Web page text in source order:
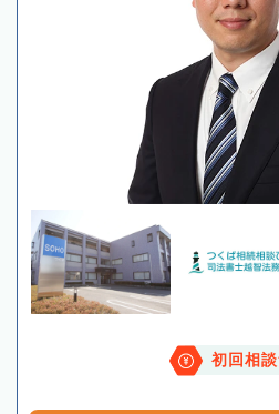
初回相